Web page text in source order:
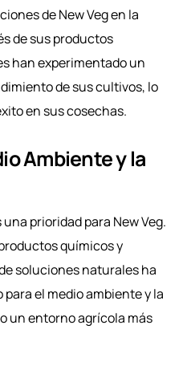
de New Veg en la
de sus productos
han experimentado un
de sus cultivos, lo
en sus cosechas.
Ambiente y la
prioridad para New Veg.
químicos y
soluciones naturales ha
el medio ambiente y la
un entorno agrícola más